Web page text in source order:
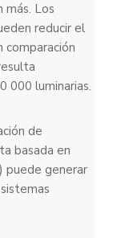
más. Los
reducir el
comparación
000 luminarias.
de
basada en
puede generar